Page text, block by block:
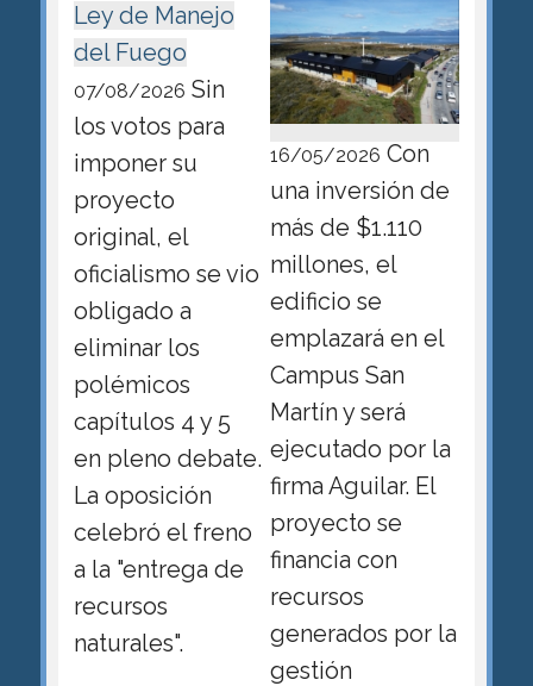
Ley de Manejo
del Fuego
07/08/2026 Sin
los votos para
imponer su
proyecto
original, el
oficialismo se vio
obligado a
eliminar los
polémicos
capítulos 4 y 5
en pleno debate.
La oposición
celebró el freno
a la "entrega de
recursos
naturales".
16/05/2026 Con
una inversión de
más de $1.110
millones, el
edificio se
emplazará en el
Campus San
Martín y será
ejecutado por la
firma Aguilar. El
proyecto se
financia con
recursos
generados por la
gestión